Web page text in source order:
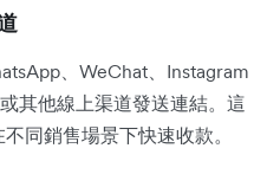
、WeChat、Instagram
其他線上渠道發送連結。這
同銷售場景下快速收款。